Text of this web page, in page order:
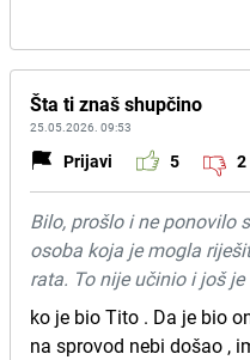
Šta ti znaš shupčino
25.05.2026. 09:53
Prijavi 5 2
Bilo, prošlo i ne ponovilo
osoba koja je mogla
rata. To nije učinio i još
ko je bio Tito . Da je bio
na sprovod nebi došao ,